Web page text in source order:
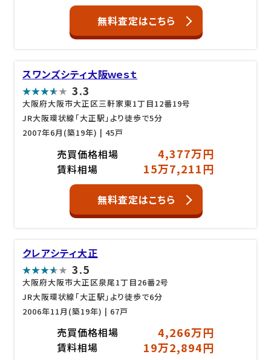
無料査定はこちら
スワンズシティ大阪ｗｅｓｔ
3.3
大阪府大阪市大正区三軒家東1丁目12番19号
JR大阪環状線「大正駅」より徒歩で5分
2007年6月(築19年) | 45戸
売買価格相場 4,377万円
賃料相場 15万7,211円
無料査定はこちら
クレアシティ大正
3.5
大阪府大阪市大正区泉尾1丁目26番2号
JR大阪環状線「大正駅」より徒歩で6分
2006年11月(築19年) | 67戸
売買価格相場 4,266万円
賃料相場 19万2,894円